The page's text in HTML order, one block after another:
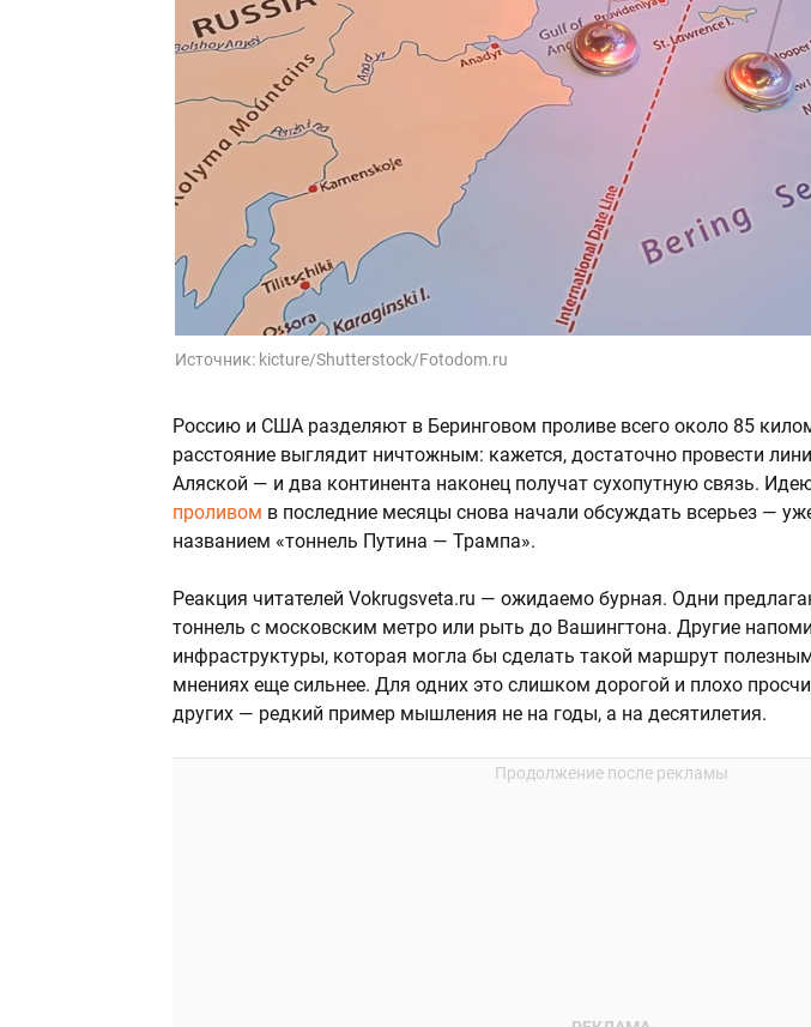
Источник: kicture/Shutterstock/Fotodom.ru
Россию и США разделяют в Беринговом проливе всего около 85
расстояние выглядит ничтожным: кажется, достаточно провести
Аляской — и два континента наконец получат сухопутную связь.
проливом в последние месяцы снова начали обсуждать всерьез —
названием «тоннель Путина — Трампа».
Реакция читателей Vokrugsveta.ru — ожидаемо бурная. Одни
тоннель с московским метро или рыть до Вашингтона. Другие
инфраструктуры, которая могла бы сделать такой маршрут
мнениях еще сильнее. Для одних это слишком дорогой и плохо
других — редкий пример мышления не на годы, а на десятилетия.